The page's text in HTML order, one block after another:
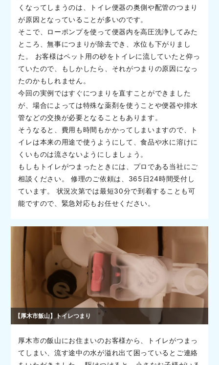
くなってしまうのは、トイレ便器の奥側や配管のつまり
が原因となっていることが多いのです。
そこで、ローポンプを使って便器内を高圧洗浄してみた
ところ、無事につまりが除去でき、水位も下がりまし
た。 お客様はペット用の砂をトイレに流していたと仰っ
ていたので、もしかしたら、それがつまりの原因になっ
たのかもしれません。
今回の実例ではすぐにつまりを直すことができました
が、場合によっては特殊な薬剤を使うことや便器や排水
管などの交換が必要となることもあります。
そうなると、費用も時間もかかってしまいますので、ト
イレは本来の用途で使うようにして、食品や水に溶けに
くいものは流さないようにしましょう。
もしもトイレがつまったときには、プロである当社にご
相談ください。 修理のご依頼は、365日24時間受付し
ています。 状況次第では最短30分で到着することも可
能ですので、緊急対応もお任せください。
【厚木市飯山】トイレつまり
厚木市の飯山にお住まいのお客様から、トイレがつまっ
てしまい、流す途中の水が溢れ出て困っているとご連絡